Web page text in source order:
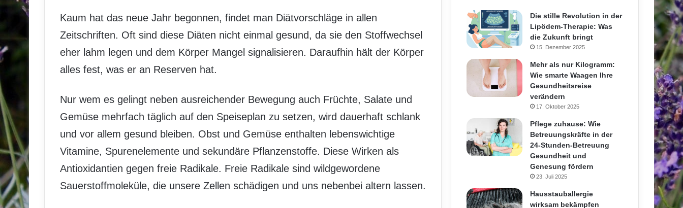
Kaum hat das neue Jahr begonnen, findet man Diätvorschläge in allen
Zeitschriften. Oft sind diese Diäten nicht einmal gesund, da sie den Stoffwechsel
eher lahm legen und dem Körper Mangel signalisieren. Daraufhin hält der Körper
alles fest, was er an Reserven hat.
Nur wem es gelingt neben ausreichender Bewegung auch Früchte, Salate und
Gemüse mehrfach täglich auf den Speiseplan zu setzen, wird dauerhaft schlank
und vor allem gesund bleiben. Obst und Gemüse enthalten lebenswichtige
Vitamine, Spurenelemente und sekundäre Pflanzenstoffe. Diese Wirken als
Antioxidantien gegen freie Radikale. Freie Radikale sind wildgewordene
Sauerstoffmoleküle, die unsere Zellen schädigen und uns nebenbei altern lassen.
Die stille Revolution in der
Lipödem-Therapie: Was
die Zukunft bringt
15. Dezember 2025
Mehr als nur Kilogramm:
Wie smarte Waagen Ihre
Gesundheitsreise
verändern
17. Oktober 2025
Pflege zuhause: Wie
Betreuungskräfte in der
24-Stunden-Betreuung
Gesundheit und
Genesung fördern
23. Juli 2025
Hausstauballergie
wirksam bekämpfen